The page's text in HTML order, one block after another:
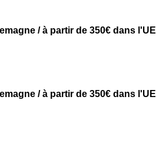
/ à partir de 350€ dans l'UE
/ à partir de 350€ dans l'UE